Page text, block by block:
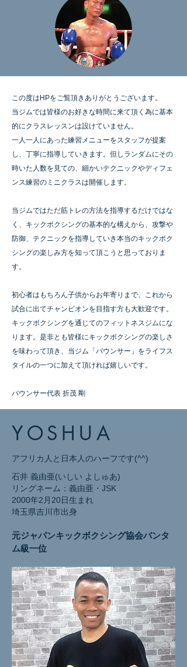
この度はHPをご覧頂きありがとうございます。
当ジムでは皆様のお好きな時間に来て頂く為に基本
的にクラスレッスンは設けていません。
一人一人にあった練習メニューをスタッフが提案
し、丁寧に指導していきます。但しランダムにその
時いた人数を見ての、細かいテクニックやディフェ
ンス練習のミニクラスは開催します。
当ジムではただ筋トレの方法を指導するだけではな
く、キックボクシングの基本的な構えから、攻撃や
防御、テクニックを指導していき本当のキックボク
シングの楽しみ方を知って頂こうと思っておりま
す。
初心者はもちろん子供から お年寄りまで、これから
試合に出てチャンピオンを目指す方も大歓迎です。
キックボクシングを通じてのフィットネスジムにな
ります。是非とも皆様にキックボクシングの楽しさ
を味わって頂き、当ジム「バウンサー」をライフス
タイルの一つに加えて頂ければ嬉しいです。
バウンサー代表 折茂 剛
YOSHUA
アフリカ人と日本人のハーフです(^^)
石井 義由亜(いしい よしゅあ)
リングネーム：義由亜・JSK
2000年2月20日生まれ
埼玉県吉川市出身
元ジャパンキックボクシング協会バンタ
ム級一位